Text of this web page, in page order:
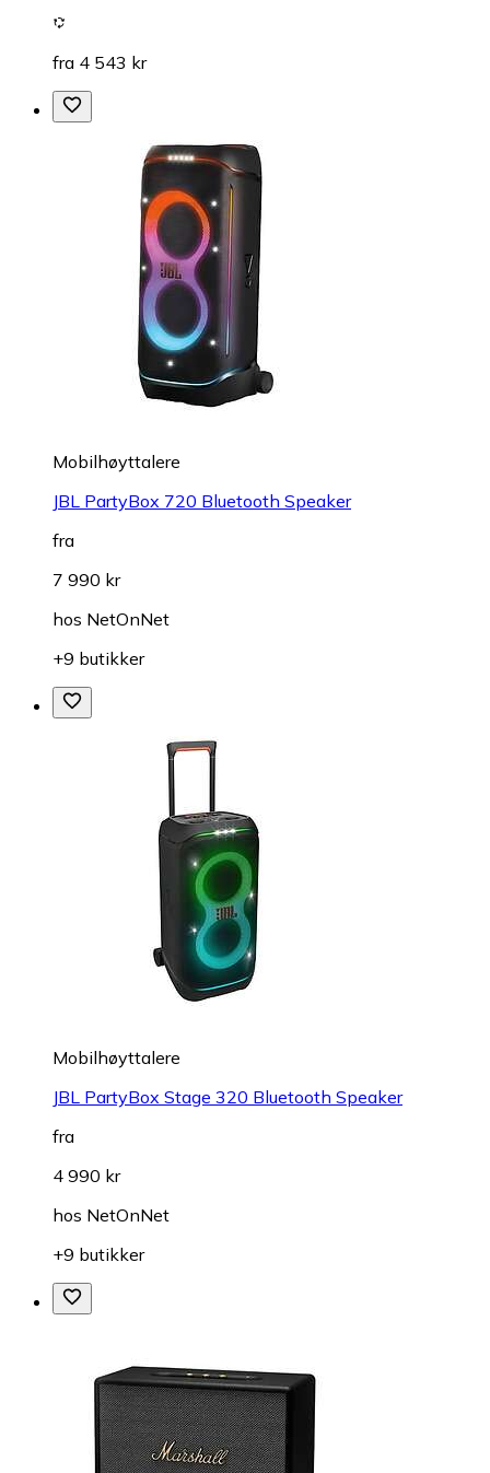
fra 4 543 kr
Mobilhøyttalere
JBL PartyBox 720 Bluetooth Speaker
fra
7 990 kr
hos NetOnNet
+9 butikker
Mobilhøyttalere
JBL PartyBox Stage 320 Bluetooth Speaker
fra
4 990 kr
hos NetOnNet
+9 butikker